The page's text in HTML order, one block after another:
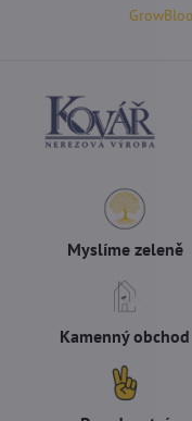
Myslíme zeleně
Kamenný obchod